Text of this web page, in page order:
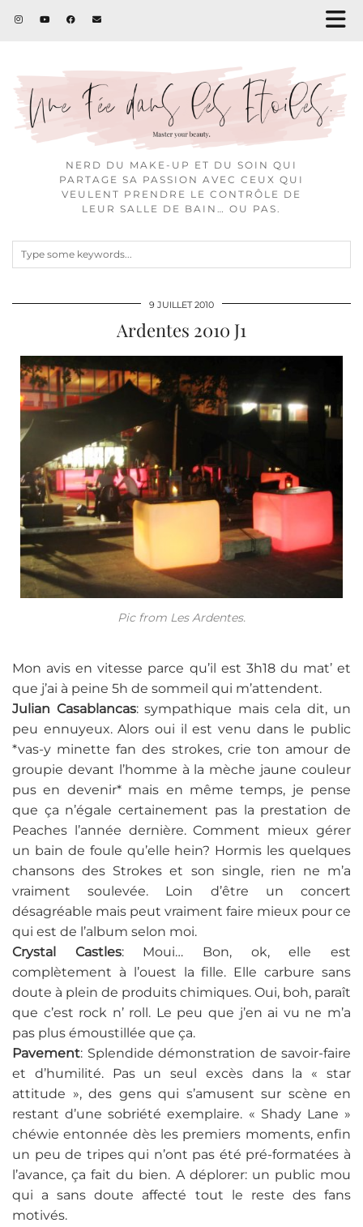
NERD DU MAKE-UP ET DU SOIN QUI
PARTAGE SA PASSION AVEC CEUX QUI
VEULENT PRENDRE LE CONTRÔLE DE
LEUR SALLE DE BAIN… OU PAS.
9 JUILLET 2010
Ardentes 2010 J1
Pic from Les Ardentes.
Mon avis en vitesse parce qu’il est 3h18 du mat’ et
que j’ai à peine 5h de sommeil qui m’attendent.
Julian Casablancas: sympathique mais cela dit, un
peu ennuyeux. Alors oui il est venu dans le public
*vas-y minette fan des strokes, crie ton amour de
groupie devant l’homme à la mèche jaune couleur
pus en devenir* mais en même temps, je pense
que ça n’égale certainement pas la prestation de
Peaches l’année dernière. Comment mieux gérer
un bain de foule qu’elle hein? Hormis les quelques
chansons des Strokes et son single, rien ne m’a
vraiment soulevée. Loin d’être un concert
désagréable mais peut vraiment faire mieux pour ce
qui est de l’album selon moi.
Crystal Castles: Moui… Bon, ok, elle est
complètement à l’ouest la fille. Elle carbure sans
doute à plein de produits chimiques. Oui, boh, paraît
que c’est rock n’ roll. Le peu que j’en ai vu ne m’a
pas plus émoustillée que ça.
Pavement: Splendide démonstration de savoir-faire
et d’humilité. Pas un seul excès dans la « star
attitude », des gens qui s’amusent sur scène en
restant d’une sobriété exemplaire. « Shady Lane »
chéwie entonnée dès les premiers moments, enfin
un peu de tripes qui n’ont pas été pré-formatées à
l’avance, ça fait du bien. A déplorer: un public mou
qui a sans doute affecté tout le reste des fans
motivés.